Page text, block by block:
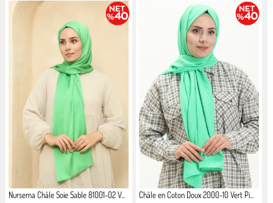
Nursema Châle Soie Sable 81001-02 V... Châle en Coton Doux 2000-10 Vert Pi...